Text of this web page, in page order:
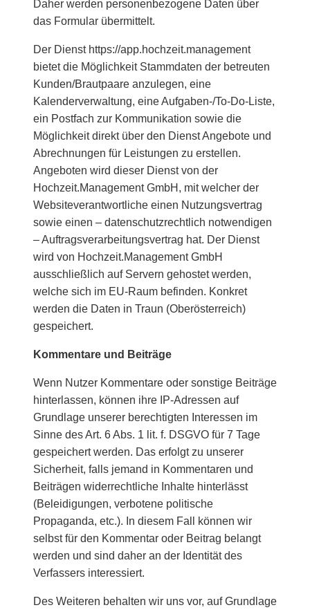
Daher werden personenbezogene Daten über
das Formular übermittelt.
Der Dienst https://app.hochzeit.management
bietet die Möglichkeit Stammdaten der betreuten
Kunden/Brautpaare anzulegen, eine
Kalenderverwaltung, eine Aufgaben-/To-Do-Liste,
ein Postfach zur Kommunikation sowie die
Möglichkeit direkt über den Dienst Angebote und
Abrechnungen für Leistungen zu erstellen.
Angeboten wird dieser Dienst von der
Hochzeit.Management GmbH, mit welcher der
Websiteverantwortliche einen Nutzungsvertrag
sowie einen – datenschutzrechtlich notwendigen
– Auftragsverarbeitungsvertrag hat. Der Dienst
wird von Hochzeit.Management GmbH
ausschließlich auf Servern gehostet werden,
welche sich im EU-Raum befinden. Konkret
werden die Daten in Traun (Oberösterreich)
gespeichert.
Kommentare und Beiträge
Wenn Nutzer Kommentare oder sonstige Beiträge
hinterlassen, können ihre IP-Adressen auf
Grundlage unserer berechtigten Interessen im
Sinne des Art. 6 Abs. 1 lit. f. DSGVO für 7 Tage
gespeichert werden. Das erfolgt zu unserer
Sicherheit, falls jemand in Kommentaren und
Beiträgen widerrechtliche Inhalte hinterlässt
(Beleidigungen, verbotene politische
Propaganda, etc.). In diesem Fall können wir
selbst für den Kommentar oder Beitrag belangt
werden und sind daher an der Identität des
Verfassers interessiert.
Des Weiteren behalten wir uns vor, auf Grundlage